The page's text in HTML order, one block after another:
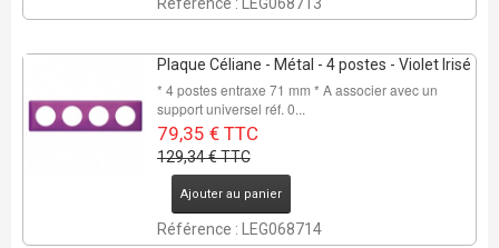
Plaque Céliane - Métal - 4 postes - Violet Irisé
* 4 postes entraxe 71 mm * A associer avec un
support universel réf. 0...
79,35 € TTC
129,34 € TTC
Ajouter au panier
Référence : LEG068714